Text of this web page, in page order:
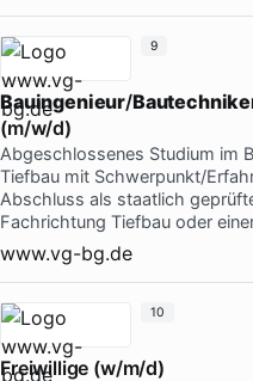
Bauingenieur/
(m/w/d)
Abgeschlossenes Studium im
Tiefbau mit Schwerpunkt/
Abschluss als staatlich
Fachrichtung Tiefbau oder
www.vg-bg.de
9
Freiwillige (w/m/d)
10